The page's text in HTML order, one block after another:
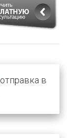
отправка в